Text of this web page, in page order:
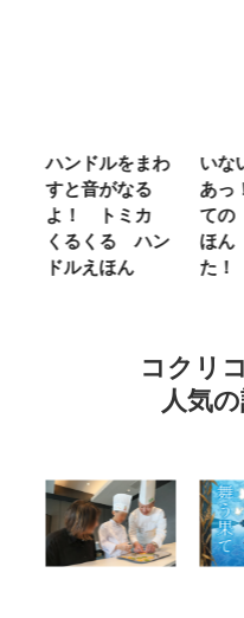
ハンドルをまわ
すと音がなる
よ！ トミカ
くるくる ハン
ドルえほん
いないい
あっ！
ての シ
ほん ぺ
た！ ワ
コクリ
人気